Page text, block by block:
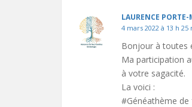
LAURENCE
4 mars 2022 à 13 h 25
Bonjour à toutes
Ma participation
à votre sagacité.
La voici :
#Généathème de